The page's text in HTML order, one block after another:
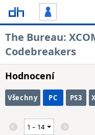
The Bureau:
Codebreakers
Hodnocení
Všechny PC PS3